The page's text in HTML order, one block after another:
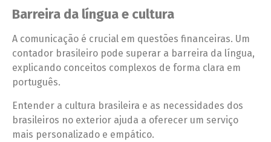
Barreira da língua e cultura
A comunicação é crucial em questões financeiras. Um
contador brasileiro pode superar a barreira da língua,
explicando conceitos complexos de forma clara em
português.
Entender a cultura brasileira e as necessidades dos
brasileiros no exterior ajuda a oferecer um serviço
mais personalizado e empático.